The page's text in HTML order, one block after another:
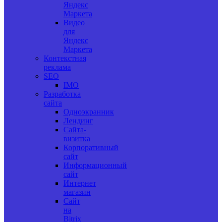
Яндекс
Маркета
Видео
для
Яндекс
Маркета
Контекстная
реклама
SEO
IMO
Разработка
сайта
Одноэкранник
Лендинг
Сайта-
визитка
Корпоративный
сайт
Информационный
сайт
Интернет
магазин
Сайт
на
Bitrix